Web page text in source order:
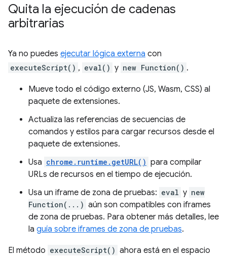
Quita la ejecución de cadenas
arbitrarias
Ya no puedes ejecutar lógica externa con
executeScript() , eval() y new Function() .
Mueve todo el código externo (JS, Wasm, CSS) al
paquete de extensiones.
Actualiza las referencias de secuencias de
comandos y estilos para cargar recursos desde el
paquete de extensiones.
Usa chrome.runtime.getURL() para compilar
URLs de recursos en el tiempo de ejecución.
Usa un iframe de zona de pruebas: eval y new
Function(...) aún son compatibles con iframes
de zona de pruebas. Para obtener más detalles, lee
la guía sobre iframes de zona de pruebas.
El método executeScript() ahora está en el espacio